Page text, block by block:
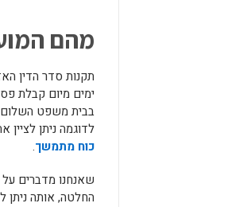
מהם
ימים מיום קבלת
בבית משפט השלום,
לדוגמה ניתן
כוח מתמשך.
שאנחנו מדברים
החלטה, אותה ניתן